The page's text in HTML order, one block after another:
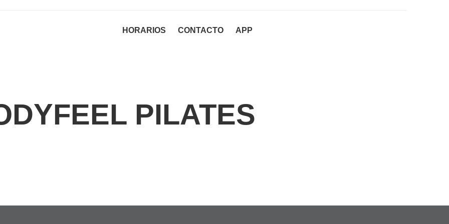
HORARIOS CONTACTO APP
PILATES